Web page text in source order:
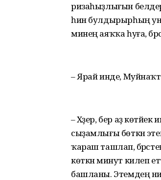
ризаһыҙлығын
һин булдырырһың уны,
минең аяҡҡа һуға,
– Ярай инде, Муйнаҡты
– Хәҙер, бер аҙ
сыҙамлығы бөткән
ҡараш ташлап,
көткән минут килеп
башланы. Этемдең